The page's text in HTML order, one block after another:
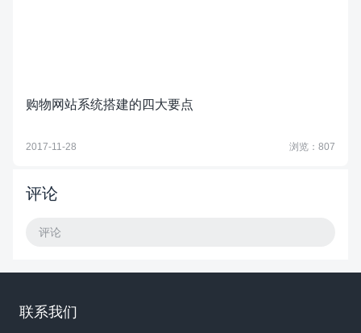
购物网站系统搭建的四大要点
2017-11-28 浏览：807
评论
评论
联系我们